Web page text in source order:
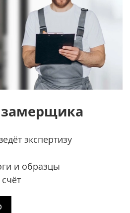
замерщика
экспертизу
и образцы